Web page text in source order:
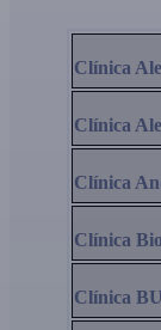
Clínica
Clínica
Clínica
Clínica
Clínica